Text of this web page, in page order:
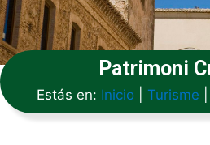
Patrimoni
Estás en: Inicio| Turisme